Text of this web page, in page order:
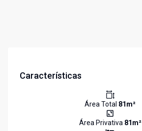
Características
Área Total 81m²
Área Privativa 81m²